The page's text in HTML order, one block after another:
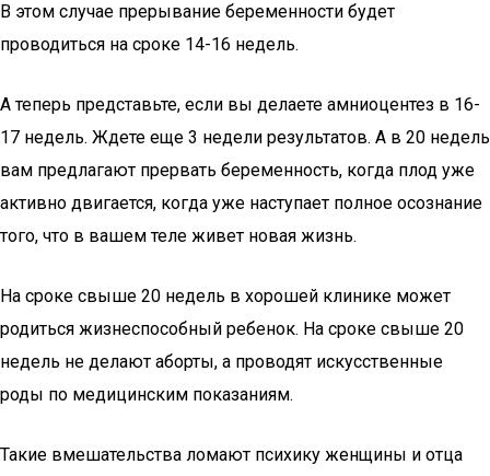
В этом случае прерывание беременности будет
проводиться на сроке 14-16 недель.
А теперь представьте, если вы делаете амниоцентез в 16-
17 недель. Ждете еще 3 недели результатов. А в 20 недель
вам предлагают прервать беременность, когда плод уже
активно двигается, когда уже наступает полное осознание
того, что в вашем теле живет новая жизнь.
На сроке свыше 20 недель в хорошей клинике может
родиться жизнеспособный ребенок. На сроке свыше 20
недель не делают аборты, а проводят искусственные
роды по медицинским показаниям.
Такие вмешательства ломают психику женщины и отца